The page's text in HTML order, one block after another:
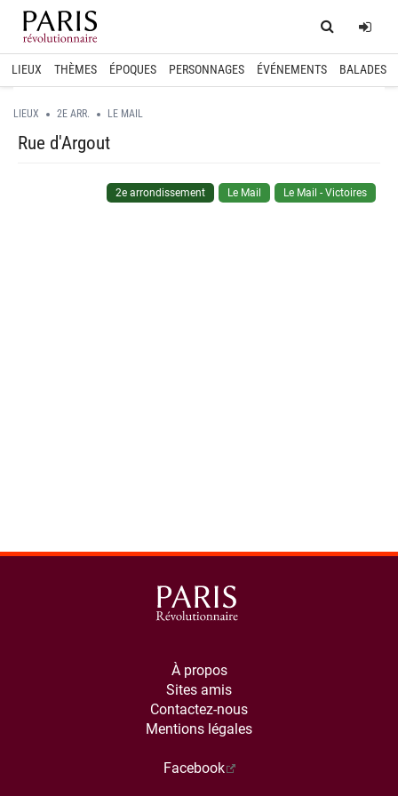
Home
LIEUX THÈMES ÉPOQUES PERSONNAGES ÉVÉNEMENTS BALADES
LIEUX 2E ARR. LE MAIL
Rue d'Argout
2e arrondissement Le Mail Le Mail - Victoires
À propos
Sites amis
Contactez-nous
Mentions légales
Facebook